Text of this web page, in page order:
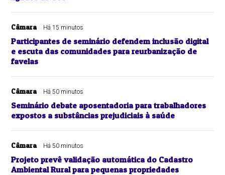
Câmara Há 15 minutos
Participantes de seminário defendem inclusão digital
e escuta das comunidades para reurbanização de
favelas
Câmara Há 50 minutos
Seminário debate aposentadoria para trabalhadores
expostos a substâncias prejudiciais à saúde
Câmara Há 50 minutos
Projeto prevê validação automática do Cadastro
Ambiental Rural para pequenas propriedades